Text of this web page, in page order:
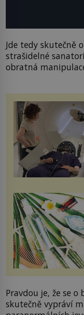
Jde tedy skutečně
strašidelné
obratná
Pravdou je, že se
skutečně vypráví